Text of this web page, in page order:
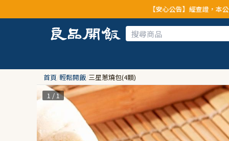
【安心公告】經查證，本公司全品項與上游供
首頁/輕鬆開飯/三星蔥燒包(4顆)
1 / 1